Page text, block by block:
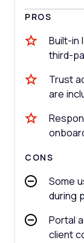
PROS
Built-in
third-
Trust
are
CONS
Some
during
Portal
client